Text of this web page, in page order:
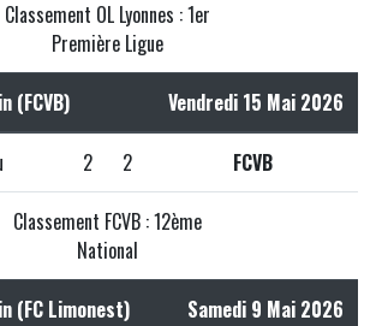
Classement OL Lyonnes : 1er
Première Ligue
(FCVB) Vendredi 15 Mai 2026
2 2 FCVB
Classement FCVB : 12ème
National
(FC Limonest) Samedi 9 Mai 2026